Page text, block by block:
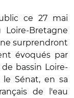
ce 27 mai
Bretagne
surprendront
évoqués par
bassin Loire-
Sénat, en sa
de l'eau